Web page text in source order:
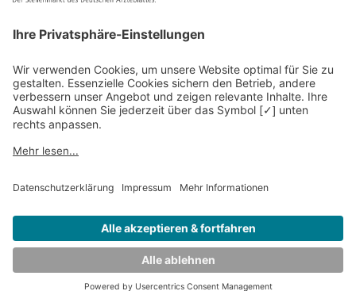
Kontakt
Datenschutz
Newsletter
Entwickelt durchJOBIQO